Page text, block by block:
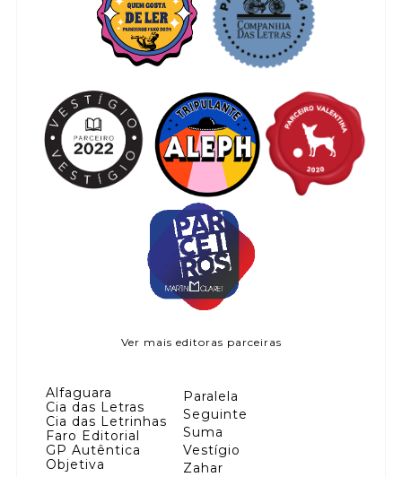
Ver mais editoras parceiras
Alfaguara
Cia das Letras
Cia das Letrinhas
Faro Editorial
GP Autêntica
Objetiva
Paralela
Seguinte
Suma
Vestígio
Zahar